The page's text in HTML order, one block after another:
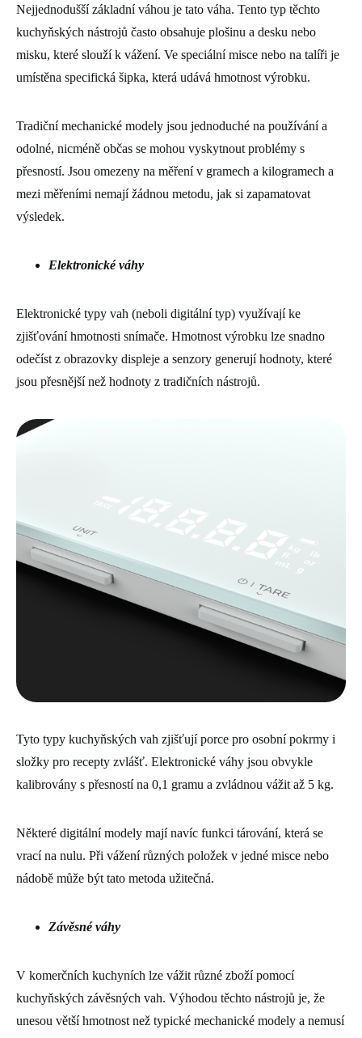
Nejjednodušší základní váhou je tato váha. Tento typ těchto
kuchyňských nástrojů často obsahuje plošinu a desku nebo
misku, které slouží k vážení. Ve speciální misce nebo na talíři je
umístěna specifická šipka, která udává hmotnost výrobku.
Tradiční mechanické modely jsou jednoduché na používání a
odolné, nicméně občas se mohou vyskytnout problémy s
přesností. Jsou omezeny na měření v gramech a kilogramech a
mezi měřeními nemají žádnou metodu, jak si zapamatovat
výsledek.
Elektronické váhy
Elektronické typy vah (neboli digitální typ) využívají ke
zjišťování hmotnosti snímače. Hmotnost výrobku lze snadno
odečíst z obrazovky displeje a senzory generují hodnoty, které
jsou přesnější než hodnoty z tradičních nástrojů.
Tyto typy kuchyňských vah zjišťují porce pro osobní pokrmy i
složky pro recepty zvlášť. Elektronické váhy jsou obvykle
kalibrovány s přesností na 0,1 gramu a zvládnou vážit až 5 kg.
Některé digitální modely mají navíc funkci tárování, která se
vrací na nulu. Při vážení různých položek v jedné misce nebo
nádobě může být tato metoda užitečná.
Závěsné váhy
V komerčních kuchyních lze vážit různé zboží pomocí
kuchyňských závěsných vah. Výhodou těchto nástrojů je, že
unesou větší hmotnost než typické mechanické modely a nemusí